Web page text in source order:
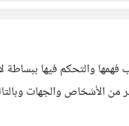
والتحكم فيها ببساطة
من الأشخاص والجهات